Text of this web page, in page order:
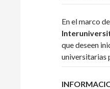
En el marco
que deseen
universitarias